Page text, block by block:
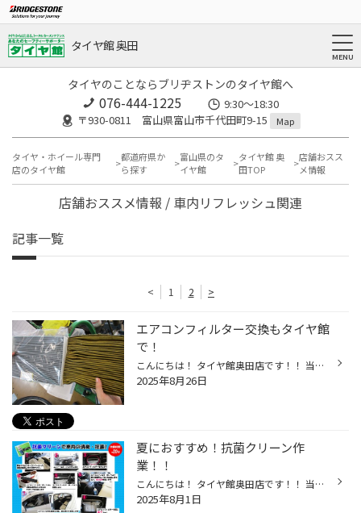
タイヤ館 奥田
タイヤのことならブリヂストンのタイヤ館へ
076-444-1225
9:30～18:30
〒930-0811 富山県富山市千代田町9-15
Map
タイヤ・ホイール専門
店のタイヤ館
都道府県か
ら探す
富山県のタ
イヤ館
タイヤ館 奥
田TOP
店舗おスス
メ情報
店舗おススメ情報 / 車内リフレッシュ関連
記事一覧
< 1 2 >
エアコンフィルター交換もタイヤ館
で！
こんにちは！ タイヤ館奥田店です！！ 当店のHPをご覧いただきありがとうございます♪ 8月も終盤ですが、暑い日が続きますね(>_<) おクルマのエアコン、大活躍かと思います。 車のエアコンにもエアコンフィルターが付いていることはご存知でしょうか？ 家庭用のエアコンと同じように 使用していると...
2025年8月26日
夏におすすめ！抗菌クリーン作
業！！
こんにちは！ タイヤ館奥田店です！！ 当店のHPをご覧いただきありがとうございます♪ 今回ご案内させていただくのは消臭・抗菌サービスです！ 専用の液剤をエアコンを活用して車内に循環させ、車内の菌やにおいを抑える効果がある作業です！ カーエアコンは清掃がしにくく、エアコンのフィルターと...
2025年8月1日